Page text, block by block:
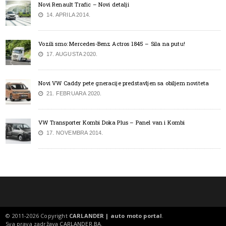
Novi Renault Trafic – Novi detalji
14. APRILA 2014.
Vozili smo: Mercedes-Benz Actros 1845 – Sila na putu!
17. AUGUSTA 2020.
Novi VW Caddy pete gneracije predstavljen sa obiljem noviteta
21. FEBRUARA 2020.
VW Transporter Kombi Doka Plus – Panel van i Kombi
17. NOVEMBRA 2014.
© 2011-2026 Copyright CARLANDER | auto moto portal.
Sva prava zadržava CARLANDER.BA.